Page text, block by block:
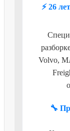
⚡ 26
Volvo,
🔧